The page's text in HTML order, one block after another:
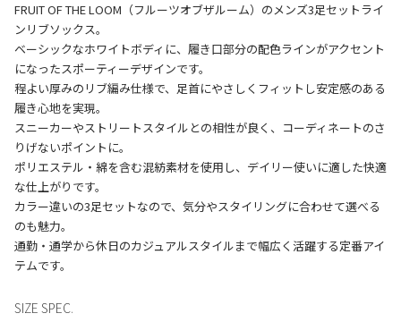
FRUIT OF THE LOOM（フルーツオブザルーム）のメンズ3足セットライ
ンリブソックス。
ベーシックなホワイトボディに、履き口部分の配色ラインがアクセント
になったスポーティーデザインです。
程よい厚みのリブ編み仕様で、足首にやさしくフィットし安定感のある
履き心地を実現。
スニーカーやストリートスタイルとの相性が良く、コーディネートのさ
りげないポイントに。
ポリエステル・綿を含む混紡素材を使用し、デイリー使いに適した快適
な仕上がりです。
カラー違いの3足セットなので、気分やスタイリングに合わせて選べる
のも魅力。
通勤・通学から休日のカジュアルスタイルまで幅広く活躍する定番アイ
SIZE SPEC.